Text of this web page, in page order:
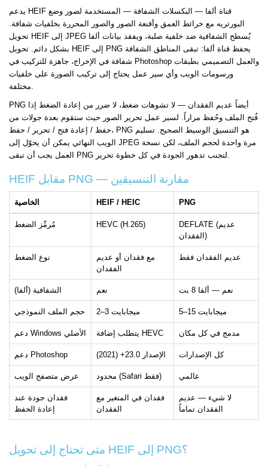
يدعم HEIF قناة ألفا — البكسلات الشفافة — المستخدمة لصور وضع
البورتريه مع خرائط العمق وأقنعة الصور والصور المحررة بخلفيات شفافة.
تحويل HEIF إلى JPEG يُسطح الشفافية ضد خلفية صلبة، ويفقد بيانات ألفا
بشكل دائم. تحويل HEIF إلى PNG يحفظ قناة ألفا: تبقى المناطق الشفافة
شفافة في الإخراج، جاهزة للتركيب في Photoshop والعمل التصميمي بطبقات
ورسومات الويب وأي سير عمل يحتاج إلى تركيب الصورة على خلفيات
مختلفة.
PNG أيضاً عديم الفقدان — لا تشوهات ضغط، لا ضرر من إعادة الضغط إذا
فُتح الملف وحُفظ مراراً. لسير عمل تحرير الصور حيث ستقوم بعدة جولات من
حفظ / إعادة فتح / تحرير / حفظ، PNG هو التنسيق الوسيط الصحيح. تسليم
الويب النهائي يمكن أن يحوّل إلى JPEG مرة واحدة لحجم الملف، لكن نسخة
العمل يجب أن تبقى PNG لتجنب تدهور الجودة في كل خطوة تحرير.
HEIF مقابل PNG — مقارنة التنسيقين
الخاصية HEIF / HEIC PNG
مُرمِّز الضغط HEVC (H.265)
DEFLATE (عديم
الفقدان)
نوع الضغط
مع فقدان أو عديم
الفقدان
عديم الفقدان فقط
الشفافية (ألفا) نعم نعم — ألفا 8 بت
حجم الملف النموذجي 2–3 ميجابايت 5–15 ميجابايت
دعم Windows الأصلي يتطلب إضافة HEVC مدمج في كل مكان
دعم Photoshop الإصدار 23.0+ (2021) كل الإصدارات
عرض متصفح الويب محدود (Safari فقط) عالمي
فقدان جودة عند
إعادة الحفظ
فقدان في المتغير مع
الفقدان
لا شيء — عديم
الفقدان تماماً
متى تحتاج إلى تحويل HEIF إلى PNG؟